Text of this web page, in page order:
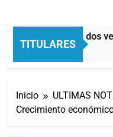
TITULARES
Economía en dos
50 Minutos Atrás
Inicio
ULTIMAS
Crecimiento